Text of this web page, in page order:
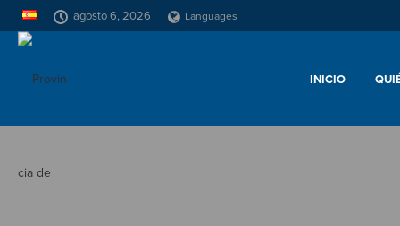
agosto 6, 2026 Languages
INICIO